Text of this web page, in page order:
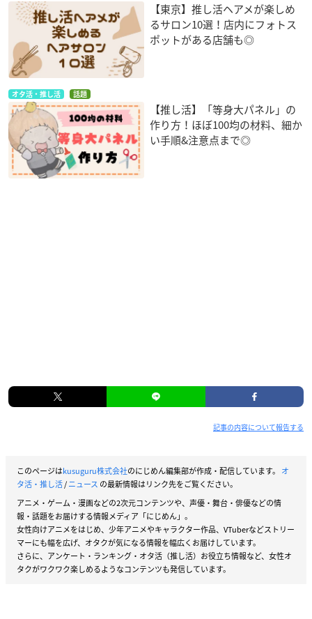
【東京】推し活ヘアメが楽しめ
るサロン10選！店内にフォトス
ポットがある店舗も◎
オタ活・推し活 話題
【推し活】「等身大パネル」の
作り方！ほぼ100均の材料、細か
い手順&注意点まで◎
記事の内容について報告する
このページはkusuguru株式会社のにじめん編集部が作成・配信しています。 オ
タ活・推し活/ニュース の最新情報はリンク先をご覧ください。
アニメ・ゲーム・漫画などの2次元コンテンツや、声優・舞台・俳優などの情
報・話題をお届けする情報メディア「にじめん」。
女性向けアニメをはじめ、少年アニメやキャラクター作品、VTuberなどストリー
マーにも幅を広げ、オタクが気になる情報を幅広くお届けしています。
さらに、アンケート・ランキング・オタ活（推し活）お役立ち情報など、女性オ
タクがワクワク楽しめるようなコンテンツも発信しています。